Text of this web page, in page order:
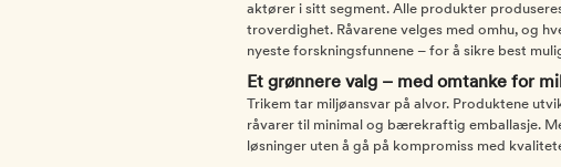
aktører i sitt segment. Alle produkter
troverdighet. Råvarene velges med omhu, og
nyeste forskningsfunnene – for å sikre best
Et grønnere valg – med omtanke for
Trikem tar miljøansvar på alvor. Produktene
råvarer til minimal og bærekraftig emballasje.
løsninger uten å gå på kompromiss med